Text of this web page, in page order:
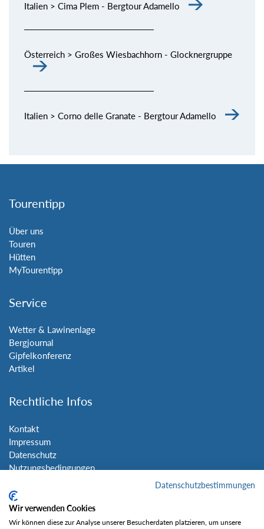
Italien > Cima Plem - Bergtour Adamello
Österreich > Großes Wiesbachhorn - Glocknergruppe
Italien > Corno delle Granate - Bergtour Adamello
Tourentipp
Über uns
Touren
Hütten
MyTourentipp
Service
Wetter & Lawinenlage
Bergjournal
Gipfelkonferenz
Artikel
Rechtliche Infos
Kontakt
Impressum
Datenschutz
Nutzungsbedingungen
Social Media
Datenschutzbestimmungen
Wir verwenden Cookies
Wir können diese zur Analyse unserer Besucherdaten platzieren, um unsere